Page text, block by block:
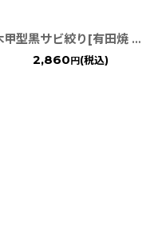
木甲型黒サビ絞り[有田焼 金善窯]
2,860 円 (税込)